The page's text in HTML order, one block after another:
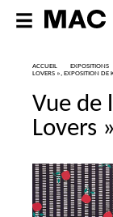
ACCUEIL EXPOSITIONS
LOVERS », EXPOSITION DE
Vue de
Lovers